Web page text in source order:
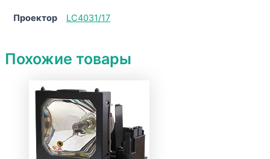
Проектор LC4031/17
Похожие товары